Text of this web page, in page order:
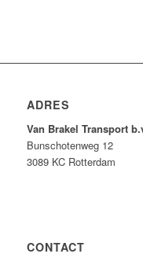
ADRES
Van Brakel Transport
Bunschotenweg 12
3089 KC Rotterdam
CONTACT